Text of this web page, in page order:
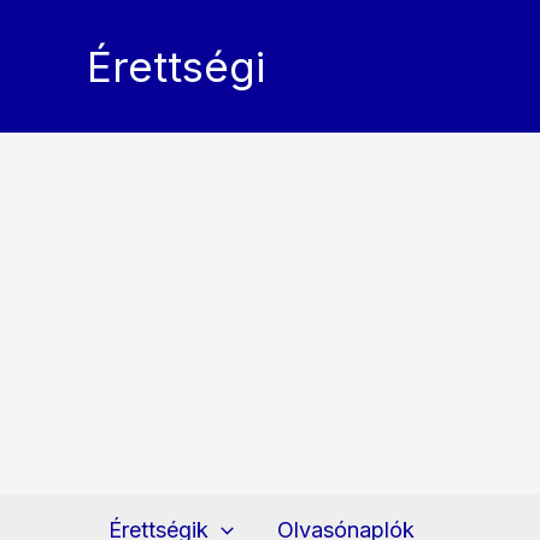
Érettségi
Érettségik Olvasónaplók